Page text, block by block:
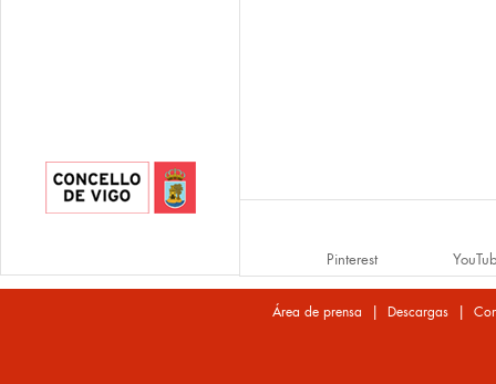
Pinterest
Área de prensa | Descargas |